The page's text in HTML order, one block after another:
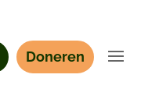
Doneren